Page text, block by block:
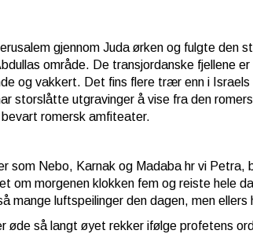
gjennom Juda ørken og fulgte den
område. De transjordanske fjellene
og vakkert. Det fins flere trær enn i
storslåtte utgravinger å vise fra den
romersk amfiteater.
som Nebo, Karnak og Madaba hr vi
om morgenen klokken fem og reiste hele
mange luftspeilinger den dagen, men
øde så langt øyet rekker ifølge profetens